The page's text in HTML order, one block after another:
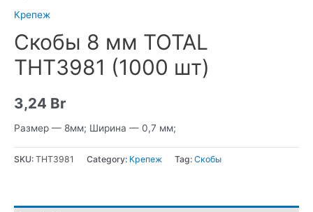
Крепеж
Скобы 8 мм TOTAL
THT3981 (1000 шт)
3,24 Br
Размер — 8мм; Ширина — 0,7 мм;
SKU: THT3981 Category: Крепеж Tag: Скобы